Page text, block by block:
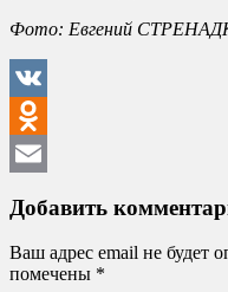
Фото: Евгений
VK
Odnoklassniki
Добавить
Ваш адрес email не будет
помечены *